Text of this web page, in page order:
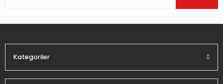
Kategoriler